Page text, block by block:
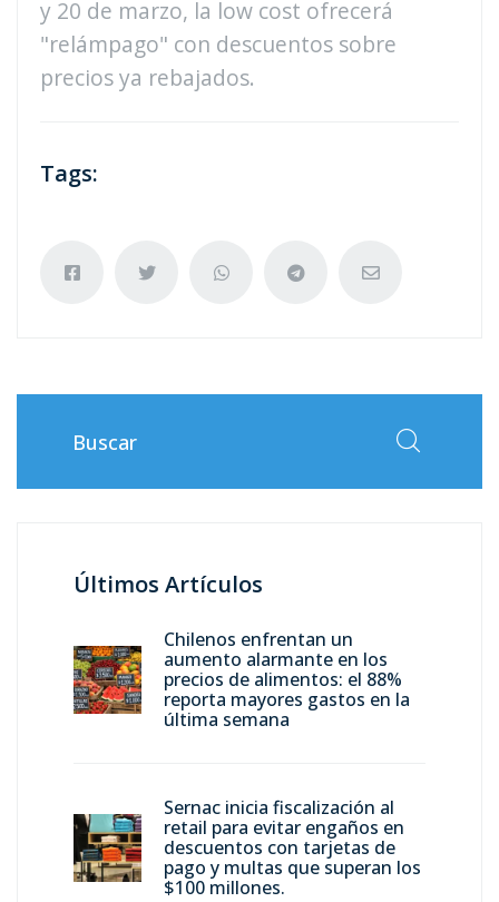
y 20 de marzo, la low cost ofrecerá
"relámpago" con descuentos sobre
precios ya rebajados.
Tags:
Últimos Artículos
Chilenos enfrentan un
aumento alarmante en los
precios de alimentos: el 88%
reporta mayores gastos en la
última semana
Sernac inicia fiscalización al
retail para evitar engaños en
descuentos con tarjetas de
pago y multas que superan los
$100 millones.